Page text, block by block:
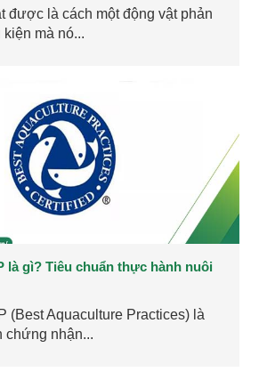
được là cách một động vật phản
mà nó...
là gì? Tiêu chuẩn thực hành nuôi
(Best Aquaculture Practices) là
chứng nhận...